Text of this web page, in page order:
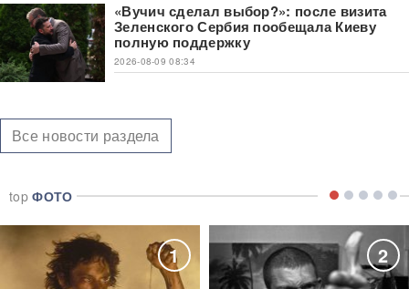
«Вучич сделал выбор?»: после визита
Зеленского Сербия пообещала Киеву
полную поддержку
2026-08-09 08:34
Все новости раздела
topФОТО
1 2